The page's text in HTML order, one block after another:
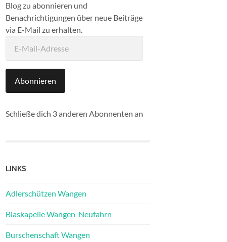
Blog zu abonnieren und
Benachrichtigungen über neue Beiträge
via E-Mail zu erhalten.
Mail-
Abonnieren
Schließe dich 3 anderen Abonnenten an
LINKS
Adlerschützen Wangen
Blaskapelle Wangen-Neufahrn
Burschenschaft Wangen